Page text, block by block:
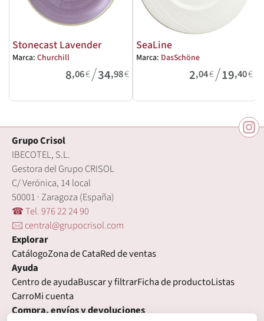
Stonecast Lavender
Marca: Churchill
8,06€/34,98€
SeaLine
Marca: DasSchöne
2,04€/19,40€
Grupo Crisol
IBECOTEL, S.L.
Gestora del Grupo CRISOL
C/ Verónica, 14 local
50001 · Zaragoza (España)
☎ Tel. 976 22 24 90
🖂 central@grupocrisol.com
Explorar
CatálogoZona de CataRed de ventas
Ayuda
Centro de ayudaBuscar y filtrarFicha de productoListas
CarroMi cuenta
Compra, envíos y devoluciones